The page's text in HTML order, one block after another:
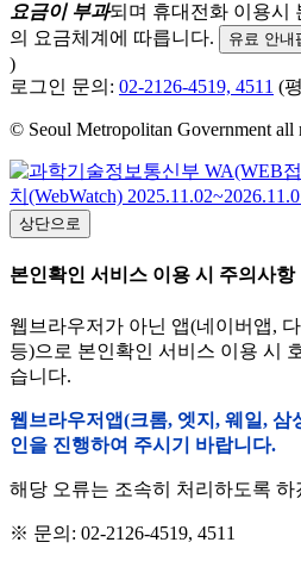
요금이 부과되며 휴대전화 이용시
의 요금체계에 따릅니다.
유료 안내
)
로그인 문의: 02-2126-4519, 4511 (
© Seoul Metropolitan Government all
상단으로
본인확인 서비스 이용 시 주의사항
웹브라우저가 아닌 앱(네이버앱,
등)으로 본인확인 서비스 이용 시
습니다.
웹브라우저앱(크롬, 엣지, 웨일,
인을 진행하여 주시기 바랍니다.
해당 오류는 조속히 처리하도록
※ 문의: 02-2126-4519, 4511